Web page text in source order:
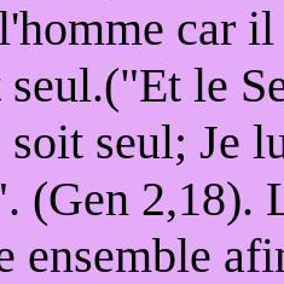
car
le
soit seul; Je
(Gen 2,18).
ensemble